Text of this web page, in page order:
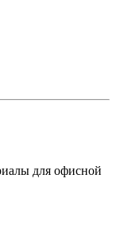
для офисной